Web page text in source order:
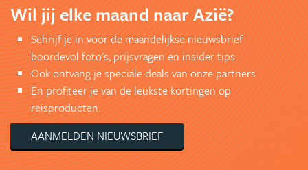
Wil jij elke maand naar Azië?
Schrijf je in voor de maandelijkse nieuwsbrief
boordevol foto's, prijsvragen en insider tips.
Ook ontvang je speciale deals van onze partners.
En profiteer je van de leukste kortingen op
reisproducten.
AANMELDEN NIEUWSBRIEF